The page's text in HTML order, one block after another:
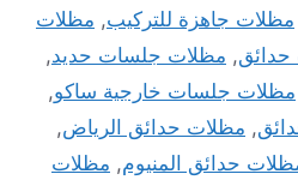
مظلات جاهزة للتركيب, مظلات
, مظلات جلسات حديد,
مظلات جلسات خارجية ساكو,
, مظلات حدائق الرياض,
حدائق المنيوم, مظلات